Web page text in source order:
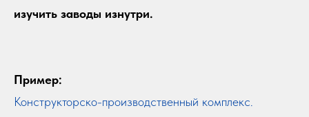
изучить заводы изнутри.
Пример:
Конструкторско-производственный комплекс.